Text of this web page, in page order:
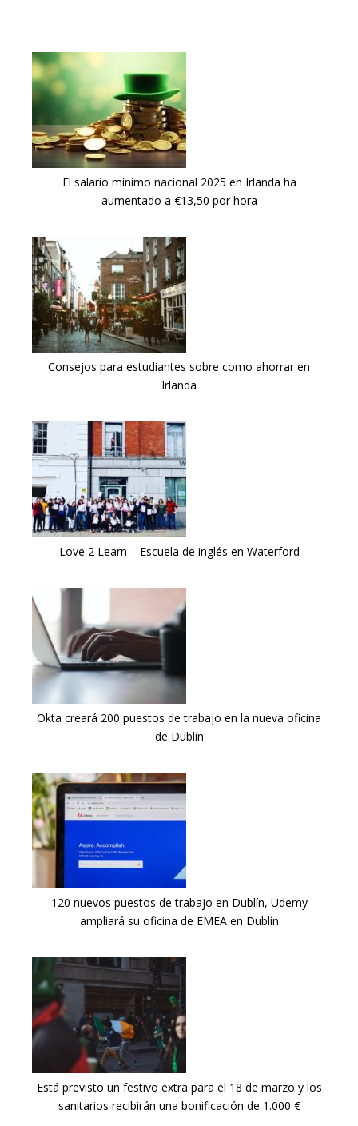
El salario mínimo nacional 2025 en Irlanda ha
aumentado a €13,50 por hora
Consejos para estudiantes sobre como ahorrar en
Irlanda
Love 2 Learn – Escuela de inglés en Waterford
Okta creará 200 puestos de trabajo en la nueva oficina
de Dublín
120 nuevos puestos de trabajo en Dublín, Udemy
ampliará su oficina de EMEA en Dublín
Está previsto un festivo extra para el 18 de marzo y los
sanitarios recibirán una bonificación de 1.000 €